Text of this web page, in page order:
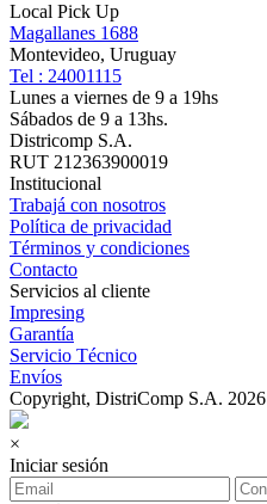
Local Pick Up
Magallanes 1688
Montevideo, Uruguay
Tel : 24001115
Lunes a viernes de 9 a 19hs
Sábados de 9 a 13hs.
Districomp S.A.
RUT 212363900019
Institucional
Trabajá con nosotros
Política de privacidad
Términos y condiciones
Contacto
Servicios al cliente
Impresing
Garantía
Servicio Técnico
Envíos
Copyright, DistriComp S.A. 2026
×
Iniciar sesión